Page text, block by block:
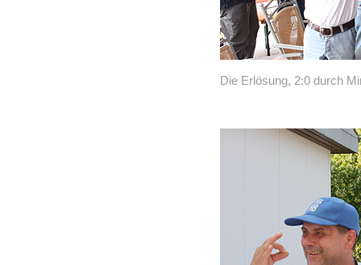
Die Erlösung, 2:0 durch